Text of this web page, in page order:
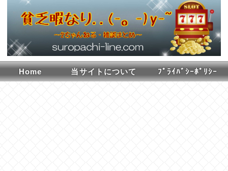
Home 当サイトについて ﾌﾟﾗｲﾊﾞｼｰﾎﾟﾘｼｰ